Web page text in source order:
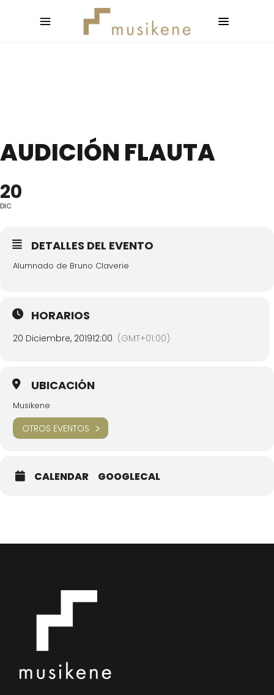
AUDICIÓN FLAUTA
20
DIC
DETALLES DEL EVENTO
Alumnado de Bruno Claverie
HORARIOS
20 Diciembre, 201912:00 (GMT+01:00)
UBICACIÓN
Musikene
OTROS EVENTOS
CALENDAR GOOGLECAL